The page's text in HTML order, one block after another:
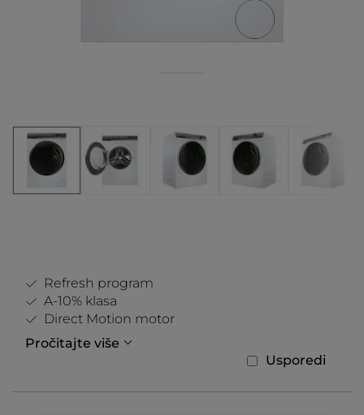
Refresh program
A-10% klasa
Direct Motion motor
Pročitajte više
Usporedi